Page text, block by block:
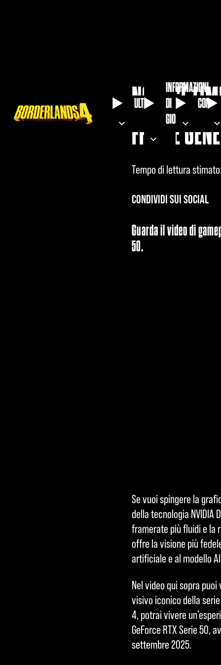
ULTIME
INFORMAZIONI
DI
GIOCO
NON C'È
FRAME
Tempo di lettura stimato
CONDIVIDI SUI SOCIAL
Guarda il video di
50.
A
c
c
p
t
&
Se vuoi spingere la
della tecnologia NVIDIA
framerate più fluidi e la
offre la visione più
artificiale e al modello
Nel video qui sopra puoi
visivo iconico della serie
4, potrai vivere
GeForce RTX Serie 50,
settembre 2025.